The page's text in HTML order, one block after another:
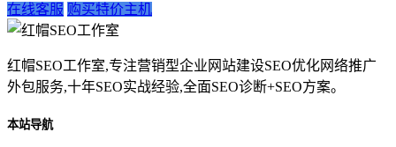
在线客服 购买特价主机
红帽SEO工作室,专注营销型企业网站建设SEO优化网络推广
外包服务,十年SEO实战经验,全面SEO诊断+SEO方案。
本站导航